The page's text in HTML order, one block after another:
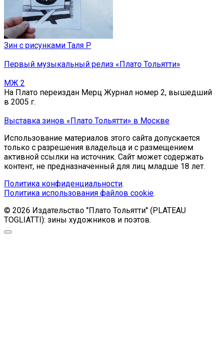
Зин с рисунками Таля Р
Первый музыкальный релиз «Плато Тольятти»
МЖ 2
На Плато переиздан Мерц Журнал номер 2, вышедший
в 2005 г.
Выставка зинов «Плато Тольятти» в Москве
Использование материалов этого сайта допускается
только с разрешения владельца и с размещением
активной ссылки на источник. Сайт может содержать
контент, не предназначенный для лиц младше 18 лет.
Политика конфиденциальности.
Политика использования файлов cookie.
© 2026 Издательство "Плато Тольятти" (PLATEAU
TOGLIATTI): зины художников и поэтов.